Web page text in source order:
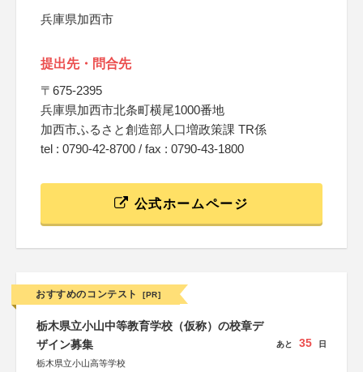
兵庫県加西市
提出先・問合先
〒675-2395
兵庫県加西市北条町横尾1000番地
加西市ふるさと創造部人口増政策課 TR係
tel : 0790-42-8700 / fax : 0790-43-1800
公式ホームページ
おすすめのコンテスト [PR]
栃木県立小山中等教育学校（仮称）の校章デ
ザイン募集
栃木県立小山高等学校
あと 35 日